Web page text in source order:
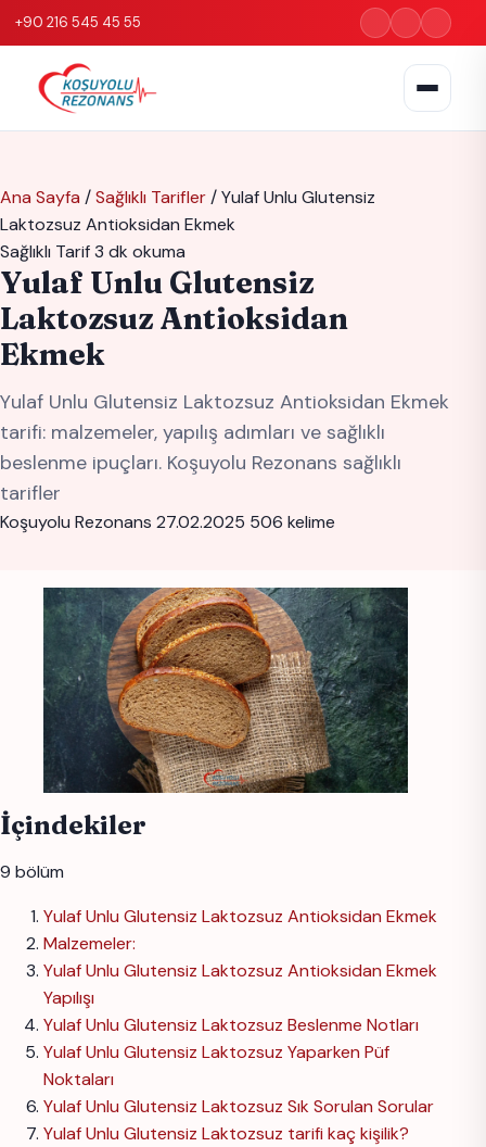
+90 216 545 45 55
Ana Sayfa /Sağlıklı Tarifler/Yulaf Unlu Glutensiz
Laktozsuz Antioksidan Ekmek
Sağlıklı Tarif3 dk okuma
Yulaf Unlu Glutensiz
Laktozsuz Antioksidan
Ekmek
Yulaf Unlu Glutensiz Laktozsuz Antioksidan Ekmek
tarifi: malzemeler, yapılış adımları ve sağlıklı
beslenme ipuçları. Koşuyolu Rezonans sağlıklı
tarifler
Koşuyolu Rezonans 27.02.2025 506 kelime
İçindekiler
9 bölüm
Yulaf Unlu Glutensiz Laktozsuz Antioksidan Ekmek
Malzemeler:
Yulaf Unlu Glutensiz Laktozsuz Antioksidan Ekmek
Yapılışı
Yulaf Unlu Glutensiz Laktozsuz Beslenme Notları
Yulaf Unlu Glutensiz Laktozsuz Yaparken Püf
Noktaları
Yulaf Unlu Glutensiz Laktozsuz Sık Sorulan Sorular
Yulaf Unlu Glutensiz Laktozsuz tarifi kaç kişilik?